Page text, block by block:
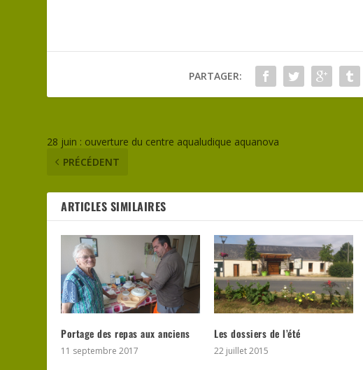
PARTAGER:
28 juin : ouverture du centre aqualudique aquanova
PRÉCÉDENT
ARTICLES SIMILAIRES
Portage des repas aux anciens
11 septembre 2017
Les dossiers de l’été
22 juillet 2015